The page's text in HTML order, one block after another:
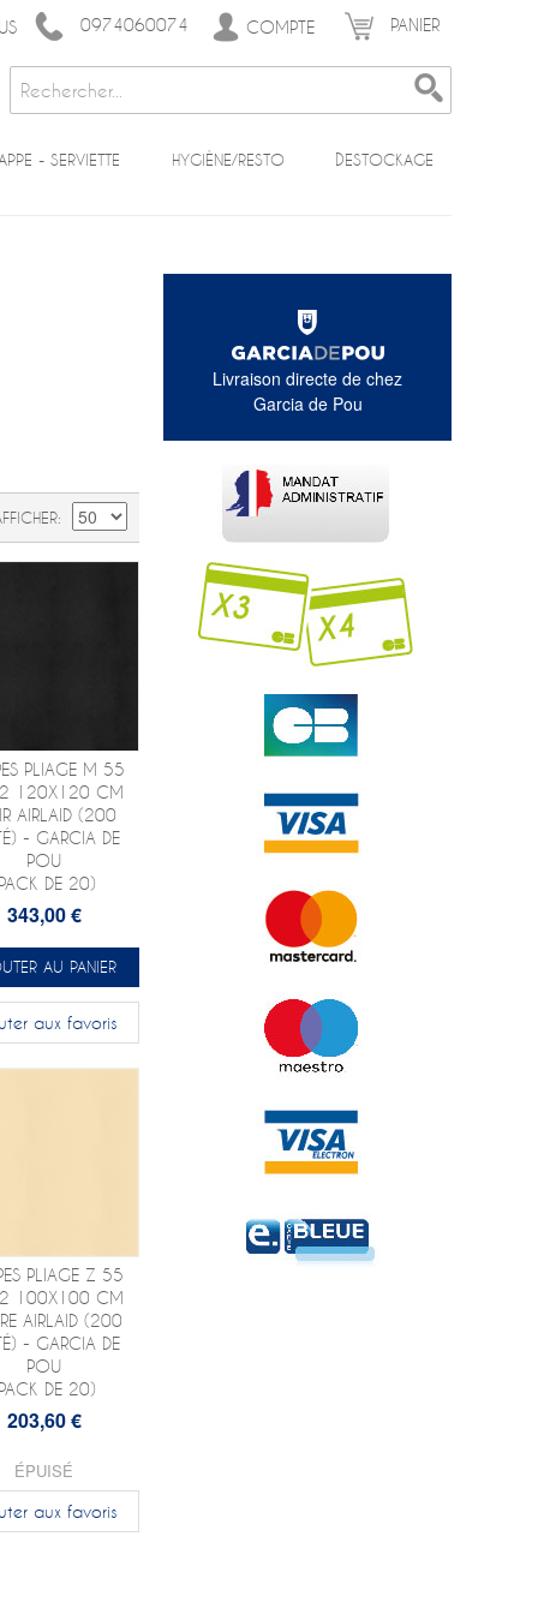
0974060074 COMPTE PANIER
- SERVIETTE HYGIÈNE/RESTO DESTOCKAGE
PLIAGE M 55
120X120 CM
AIRLAID (200
- GARCIA DE
POU
DE 20)
343,00 €
AU PANIER
aux favoris
PLIAGE Z 55
100X100 CM
AIRLAID (200
- GARCIA DE
POU
DE 20)
203,60 €
ÉPUISÉ
aux favoris
Livraison directe de chez
Garcia de Pou